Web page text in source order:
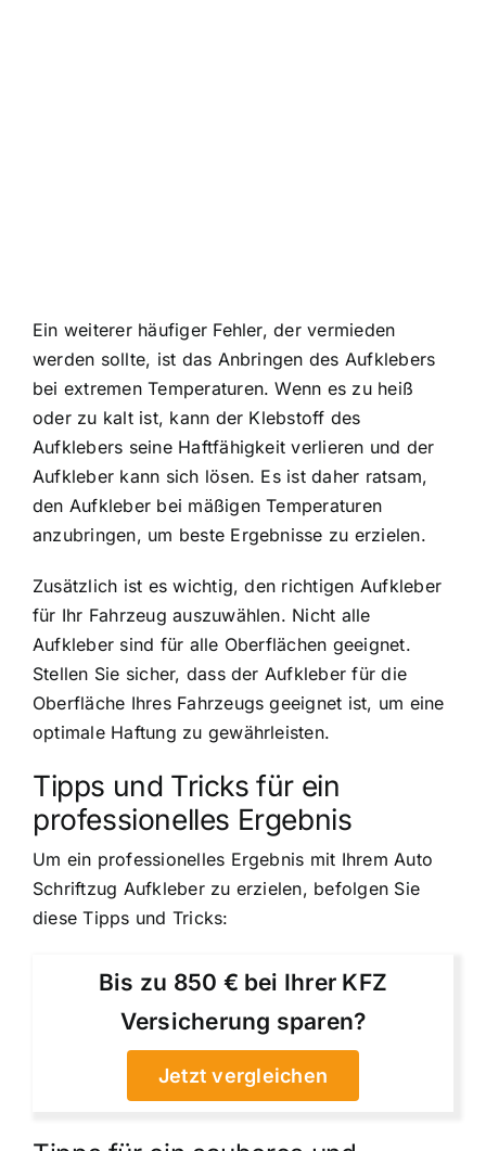
Ein weiterer häufiger Fehler, der vermieden
werden sollte, ist das Anbringen des Aufklebers
bei extremen Temperaturen. Wenn es zu heiß
oder zu kalt ist, kann der Klebstoff des
Aufklebers seine Haftfähigkeit verlieren und der
Aufkleber kann sich lösen. Es ist daher ratsam,
den Aufkleber bei mäßigen Temperaturen
anzubringen, um beste Ergebnisse zu erzielen.
Zusätzlich ist es wichtig, den richtigen Aufkleber
für Ihr Fahrzeug auszuwählen. Nicht alle
Aufkleber sind für alle Oberflächen geeignet.
Stellen Sie sicher, dass der Aufkleber für die
Oberfläche Ihres Fahrzeugs geeignet ist, um eine
optimale Haftung zu gewährleisten.
Tipps und Tricks für ein
professionelles Ergebnis
Um ein professionelles Ergebnis mit Ihrem Auto
Schriftzug Aufkleber zu erzielen, befolgen Sie
diese Tipps und Tricks:
Bis zu 850 € bei Ihrer KFZ
Versicherung sparen?
Jetzt vergleichen